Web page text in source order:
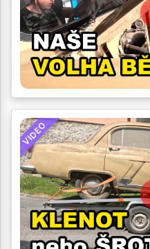
VIDEO